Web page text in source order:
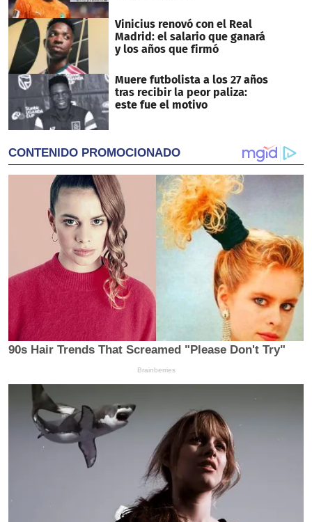
Vinicius renovó con el Real
Madrid: el salario que ganará
y los años que firmó
Muere futbolista a los 27 años
tras recibir la peor paliza:
este fue el motivo